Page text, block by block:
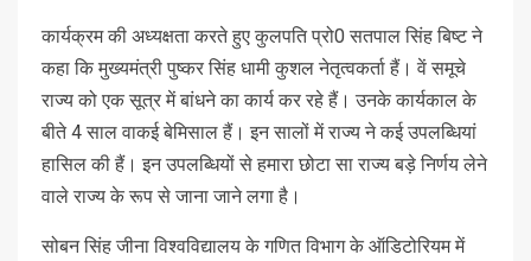
कार्यक्रम की अध्यक्षता करते हुए कुलपति प्रो0 सतपाल सिंह बिष्ट ने
कहा कि मुख्यमंत्री पुष्कर सिंह धामी कुशल नेतृत्वकर्ता हैं। वें समूचे
राज्य को एक सूत्र में बांधने का कार्य कर रहे हैं। उनके कार्यकाल के
बीते 4 साल वाकई बेमिसाल हैं। इन सालों में राज्य ने कई उपलब्धियां
हासिल की हैं। इन उपलब्धियों से हमारा छोटा सा राज्य बड़े निर्णय लेने
वाले राज्य के रूप से जाना जाने लगा है।
सोबन सिंह जीना विश्वविद्यालय के गणित विभाग के ऑडिटोरियम में